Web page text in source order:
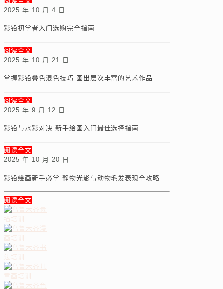
2025 年 10 月 4 日
彩铅初学者入门选购完全指南
阅读全文
2025 年 10 月 21 日
掌握彩铅叠色混色技巧 画出层次丰富的艺术作品
阅读全文
2025 年 9 月 12 日
彩铅与水彩对决 新手绘画入门最佳选择指南
阅读全文
2025 年 10 月 20 日
彩铅绘画新手必学 静物光影与动物毛发表现全攻略
阅读全文